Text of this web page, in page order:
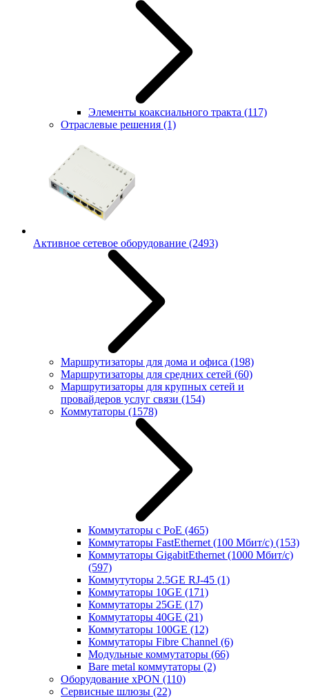
Элементы коаксиального тракта (117)
Отраслевые решения (1)
Активное сетевое оборудование (2493)
Маршрутизаторы для дома и офиса (198)
Маршрутизаторы для средних сетей (60)
Маршрутизаторы для крупных сетей и
провайдеров услуг связи (154)
Коммутаторы (1578)
Коммутаторы с PoE (465)
Коммутаторы FastEthernet (100 Мбит/с) (153)
Коммутаторы GigabitEthernet (1000 Мбит/с)
(597)
Коммутуторы 2.5GE RJ-45 (1)
Коммутаторы 10GE (171)
Коммутаторы 25GE (17)
Коммутаторы 40GE (21)
Коммутаторы 100GE (12)
Коммутаторы Fibre Channel (6)
Модульные коммутаторы (66)
Bare metal коммутаторы (2)
Оборудование xPON (110)
Сервисные шлюзы (22)